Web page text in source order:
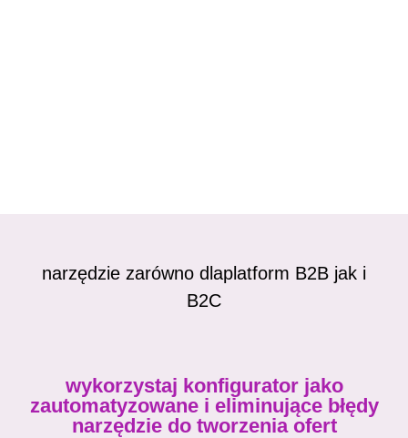
narzędzie zarówno dlaplatform B2B jak i
B2C
wykorzystaj konfigurator jako
zautomatyzowane i eliminujące błędy
narzędzie do tworzenia ofert